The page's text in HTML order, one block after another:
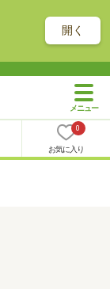
開く
0
お気に入り